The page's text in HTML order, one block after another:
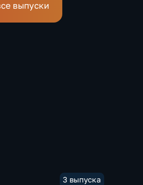
выпуски
3 выпуска